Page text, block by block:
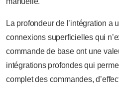
La profondeur de l’intégration a
connexions superficielles qui
commande de base ont une
intégrations profondes qui
complet des commandes,